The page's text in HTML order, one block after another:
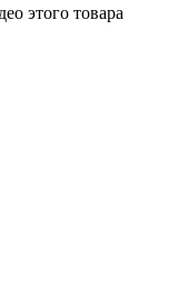
этого товара